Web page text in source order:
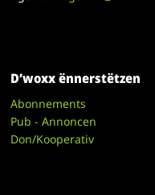
D’woxx ënnerstëtzen
Abonnements
Pub - Annoncen
Don/Kooperativ